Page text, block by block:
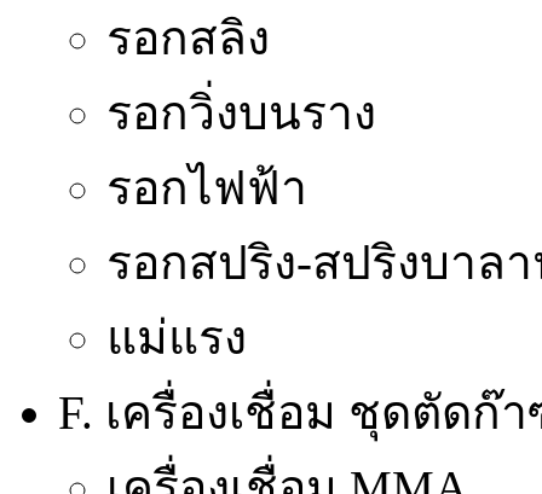
รอกสลิง
รอกวิ่งบนราง
รอกไฟฟ้า
รอกสปริง-สปริงบาล
แม่แรง
F. เครื่องเชื่อม ชุดตัดก๊